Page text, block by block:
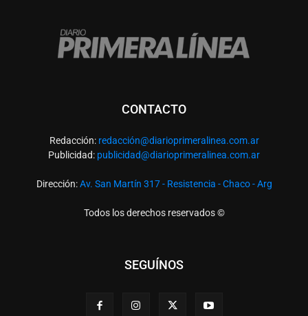
CONTACTO
Redacción: redacción@diarioprimeralinea.com.ar
Publicidad: publicidad@diarioprimeralinea.com.ar
Dirección:Av. San Martín 317 - Resistencia - Chaco - Arg
Todos los derechos reservados ©
SEGUÍNOS